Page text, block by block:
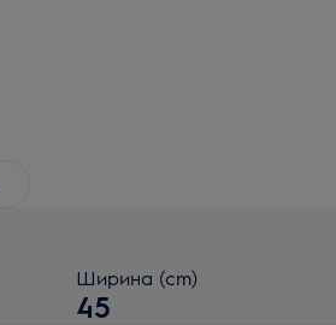
Ширина (cm)
45